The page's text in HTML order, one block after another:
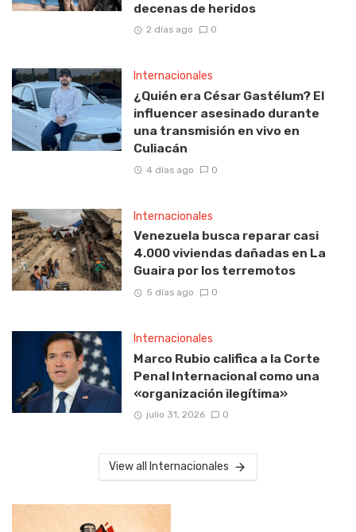
decenas de heridos
2 días ago 0
Internacionales
¿Quién era César Gastélum? El
influencer asesinado durante
una transmisión en vivo en
Culiacán
4 días ago 0
Internacionales
Venezuela busca reparar casi
4.000 viviendas dañadas en La
Guaira por los terremotos
5 días ago 0
Internacionales
Marco Rubio califica a la Corte
Penal Internacional como una
«organización ilegítima»
julio 31, 2026 0
View all Internacionales